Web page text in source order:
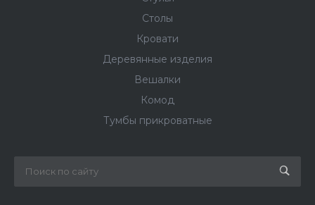
Столы
Кровати
Деревянные изделия
Вешалки
Комод
Тумбы прикроватные